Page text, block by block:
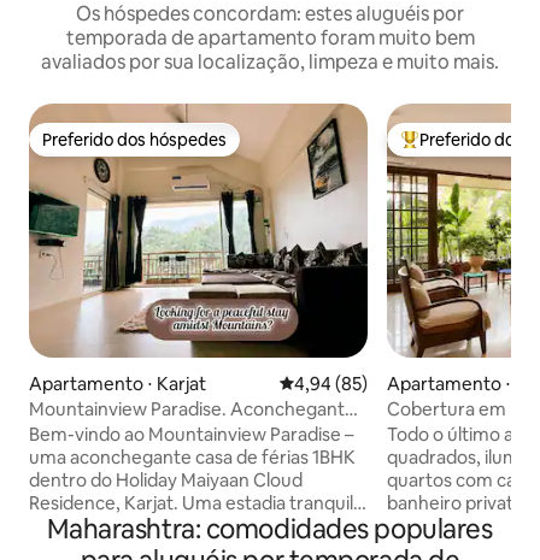
Os hóspedes concordam: estes aluguéis por
temporada de apartamento foram muito bem
avaliados por sua localização, limpeza e muito mais.
Preferido dos hóspedes
Preferido dos hóspedes
Apartamento ⋅ Karjat 4,94 de uma avaliação média
4,94 (85)
Mountainview Paradise. Aconchegante
1bhk em meio a montanhas.
Bem-vindo ao Mountainview Paradise –
uma aconchegante casa de férias 1BHK
dentro do Holiday Maiyaan Cloud
Residence, Karjat. Uma estadia tranquila
e digna de mídia social 1BHK com uma
deslumbrante varanda ao nascer do sol
Entre os
Preferido dos
Apartamento ⋅
Cobertura em
particular ·
Todo o último
quadrados,
quartos com
banheiro
Fi de 100 Mbps e
Além de um
Maharashtra: comodidades populares